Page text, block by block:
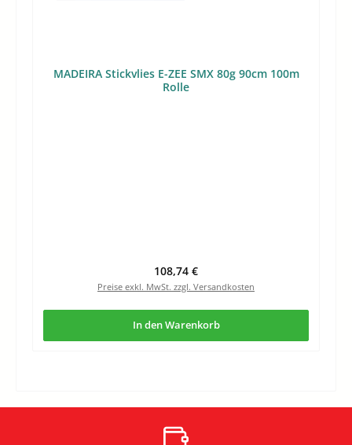
MADEIRA Stickvlies E-ZEE SMX 80g 90cm 100m
Rolle
Regulärer Preis:
108,74 €
Preise exkl. MwSt. zzgl. Versandkosten
In den Warenkorb